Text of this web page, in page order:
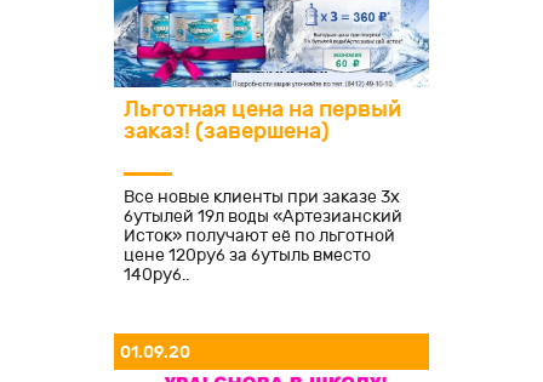
Льготная цена на первый
заказ! (завершена)
Все новые клиенты при заказе 3х
бутылей 19л воды «Артезианский
Исток» получают её по льготной
цене 120руб за бутыль вместо
140руб..
01.09.20